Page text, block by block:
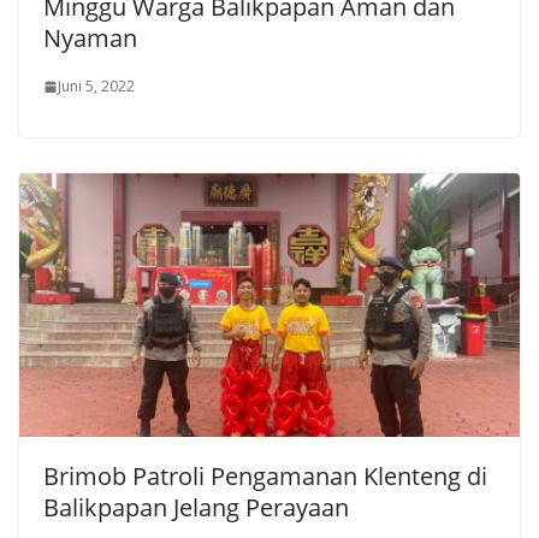
Minggu Warga Balikpapan Aman dan
Nyaman
Juni 5, 2022
Brimob Patroli Pengamanan Klenteng di
Balikpapan Jelang Perayaan